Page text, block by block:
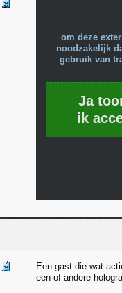
om deze
noodzakelijk
gebruik van
Ja
ik
Een gast die wat
een of andere